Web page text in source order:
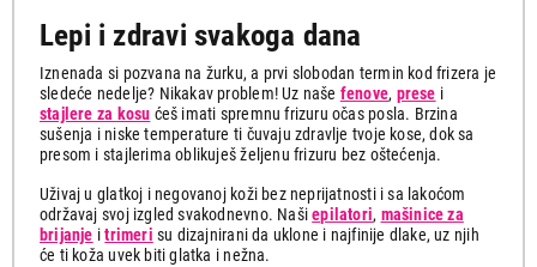
Lepi i zdravi svakoga dana
Iznenada si pozvana na žurku, a prvi slobodan termin kod frizera je
sledeće nedelje? Nikakav problem! Uz naše fenove, prese i
stajlere za kosu ćeš imati spremnu frizuru očas posla. Brzina
sušenja i niske temperature ti čuvaju zdravlje tvoje kose, dok sa
presom i stajlerima oblikuješ željenu frizuru bez oštećenja.
Uživaj u glatkoj i negovanoj koži bez neprijatnosti i sa lakoćom
održavaj svoj izgled svakodnevno. Našiepilatori, mašinice za
brijanje itrimeri su dizajnirani da uklone i najfinije dlake, uz njih
će ti koža uvek biti glatka i nežna.